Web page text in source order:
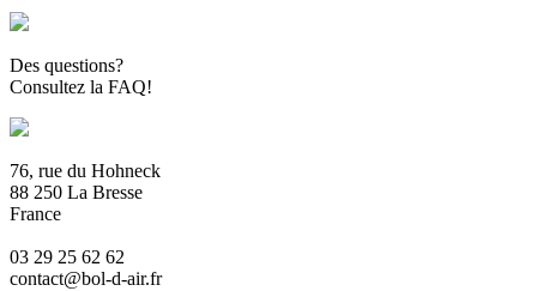
Des questions?
Consultez la FAQ!
76, rue du Hohneck
88 250 La Bresse
France
03 29 25 62 62
contact@bol-d-air.fr